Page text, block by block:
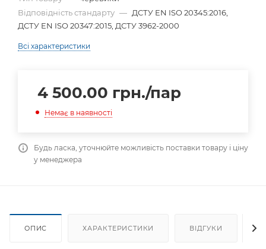
Відповідність стандарту — ДСТУ EN ISO 20345:2016,
ДСТУ EN ISO 20347:2015, ДСТУ 3962-2000
Всі характеристики
4 500.00 грн./пар
Немає в наявності
Будь ласка, уточнюйте можливість поставки товару і ціну
у менеджера
ОПИС ХАРАКТЕРИСТИКИ ВІДГУКИ